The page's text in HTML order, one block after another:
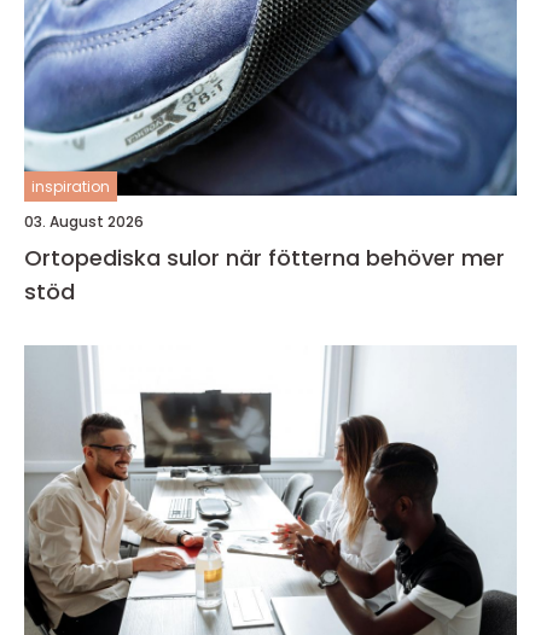
inspiration
03. August 2026
Ortopediska sulor när fötterna behöver mer
stöd